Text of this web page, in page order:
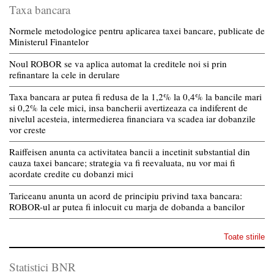
Taxa bancara
Normele metodologice pentru aplicarea taxei bancare, publicate de
Ministerul Finantelor
Noul ROBOR se va aplica automat la creditele noi si prin
refinantare la cele in derulare
Taxa bancara ar putea fi redusa de la 1,2% la 0,4% la bancile mari
si 0,2% la cele mici, insa bancherii avertizeaza ca indiferent de
nivelul acesteia, intermedierea financiara va scadea iar dobanzile
vor creste
Raiffeisen anunta ca activitatea bancii a incetinit substantial din
cauza taxei bancare; strategia va fi reevaluata, nu vor mai fi
acordate credite cu dobanzi mici
Tariceanu anunta un acord de principiu privind taxa bancara:
ROBOR-ul ar putea fi inlocuit cu marja de dobanda a bancilor
Toate stirile
Statistici BNR